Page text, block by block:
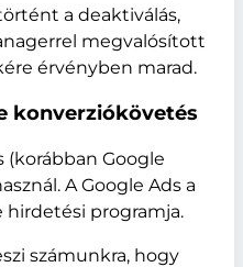
a deaktiválás,
megvalósított
érvényben marad.
konverziókövetés
(korábban Google
A Google Ads a
hirdetési programja.
számunkra, hogy